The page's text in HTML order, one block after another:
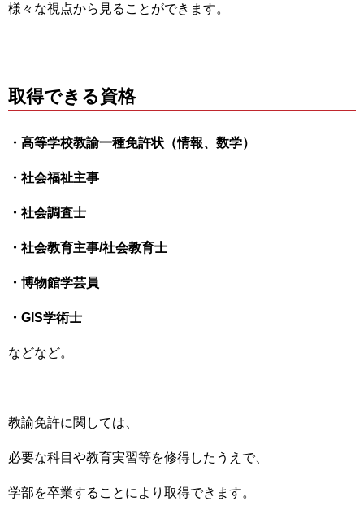
様々な視点から見ることができます。
取得できる資格
・高等学校教諭一種免許状（情報、数学）
・社会福祉主事
・社会調査士
・社会教育主事/社会教育士
・博物館学芸員
・GIS学術士
などなど。
教諭免許に関しては、
必要な科目や教育実習等を修得したうえで、
学部を卒業することにより取得できます。